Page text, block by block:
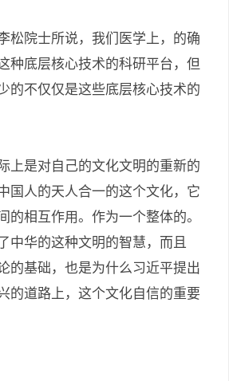
松院士所说，我们医学上，的确
种底层核心技术的科研平台，但
的不仅仅是这些底层核心技术的
上是对自己的文化文明的重新的
国人的天人合一的这个文化，它
的相互作用。作为一个整体的。
中华的这种文明的智慧，而且
的基础，也是为什么习近平提出
的道路上，这个文化自信的重要